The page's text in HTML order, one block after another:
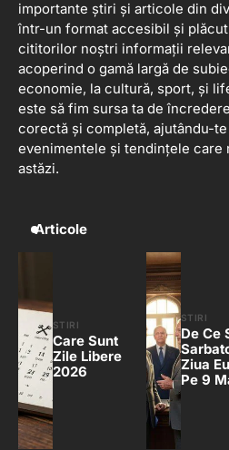
importante știri și articole din
într-un format accesibil și
cititorilor noștri informații
acoperind o gamă largă de
economie, la cultură, sport, și
este să fim sursa ta de
corectă și completă, ajutându-
evenimentele și tendințele care
astăzi.
Articole
STIRI
Care Sunt
Zile Libere
2026
STIRI
De Ce
Ziua
Pe 9